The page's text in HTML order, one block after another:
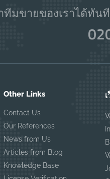
มขายของเราได้ทัน
Other Links
Contact Us
Our References
News from Us
Articles from Blog
Knowledge Base